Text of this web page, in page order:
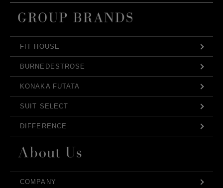
FIT HOUSE
BURNEDESTROSE
KONAKA FUTATA
SUIT SELECT
DIFFERENCE
COMPANY